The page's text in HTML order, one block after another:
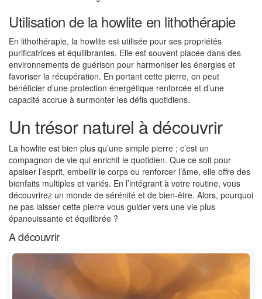
Utilisation de la howlite en lithothérapie
En lithothérapie, la howlite est utilisée pour ses propriétés
purificatrices et équilibrantes. Elle est souvent placée dans des
environnements de guérison pour harmoniser les énergies et
favoriser la récupération. En portant cette pierre, on peut
bénéficier d’une protection énergétique renforcée et d’une
capacité accrue à surmonter les défis quotidiens.
Un trésor naturel à découvrir
La howlite est bien plus qu’une simple pierre ; c’est un
compagnon de vie qui enrichit le quotidien. Que ce soit pour
apaiser l’esprit, embellir le corps ou renforcer l’âme, elle offre des
bienfaits multiples et variés. En l’intégrant à votre routine, vous
découvrirez un monde de sérénité et de bien-être. Alors, pourquoi
ne pas laisser cette pierre vous guider vers une vie plus
épanouissante et équilibrée ?
A découvrir